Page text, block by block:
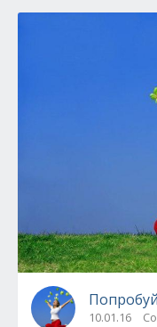
10.01.16